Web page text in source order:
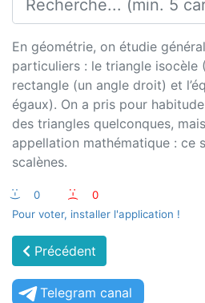
En géométrie, on étudie
particuliers : le triangle isocèle
rectangle (un angle droit) et
égaux). On a pris pour
des triangles quelconques,
appellation mathématique : ce
scalènes.
:-) 0 :-(
0
Pour voter, installer l'application !
Précédent
Telegram canal